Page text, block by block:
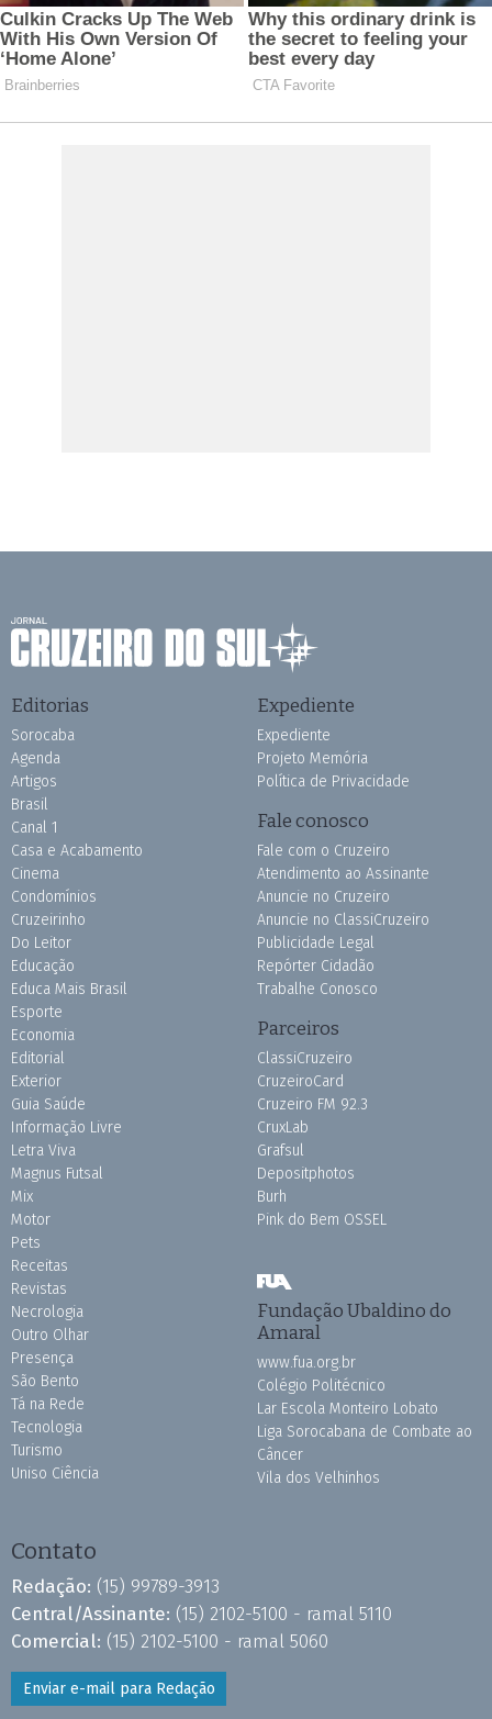
Editorias
Sorocaba
Agenda
Artigos
Brasil
Canal 1
Casa e Acabamento
Cinema
Condomínios
Cruzeirinho
Do Leitor
Educação
Educa Mais Brasil
Esporte
Economia
Editorial
Exterior
Guia Saúde
Informação Livre
Letra Viva
Magnus Futsal
Mix
Motor
Pets
Receitas
Revistas
Necrologia
Outro Olhar
Presença
São Bento
Tá na Rede
Tecnologia
Turismo
Uniso Ciência
Expediente
Expediente
Projeto Memória
Política de Privacidade
Fale conosco
Fale com o Cruzeiro
Atendimento ao Assinante
Anuncie no Cruzeiro
Anuncie no ClassiCruzeiro
Publicidade Legal
Repórter Cidadão
Trabalhe Conosco
Parceiros
ClassiCruzeiro
CruzeiroCard
Cruzeiro FM 92.3
CruxLab
Grafsul
Depositphotos
Burh
Pink do Bem OSSEL
Fundação Ubaldino do
Amaral
www.fua.org.br
Colégio Politécnico
Lar Escola Monteiro Lobato
Liga Sorocabana de Combate ao
Câncer
Vila dos Velhinhos
Contato
Redação: (15) 99789-3913
Central/Assinante: (15) 2102-5100 - ramal 5110
Comercial: (15) 2102-5100 - ramal 5060
Enviar e-mail para Redação